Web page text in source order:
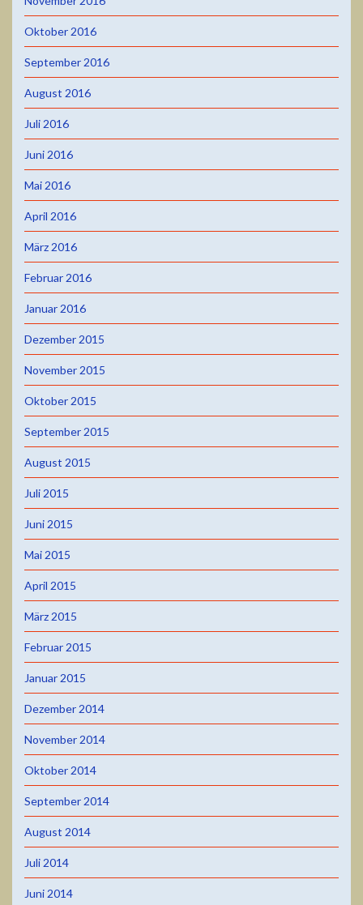
Oktober 2016
September 2016
August 2016
Juli 2016
Juni 2016
Mai 2016
April 2016
März 2016
Februar 2016
Januar 2016
Dezember 2015
November 2015
Oktober 2015
September 2015
August 2015
Juli 2015
Juni 2015
Mai 2015
April 2015
März 2015
Februar 2015
Januar 2015
Dezember 2014
November 2014
Oktober 2014
September 2014
August 2014
Juli 2014
Juni 2014